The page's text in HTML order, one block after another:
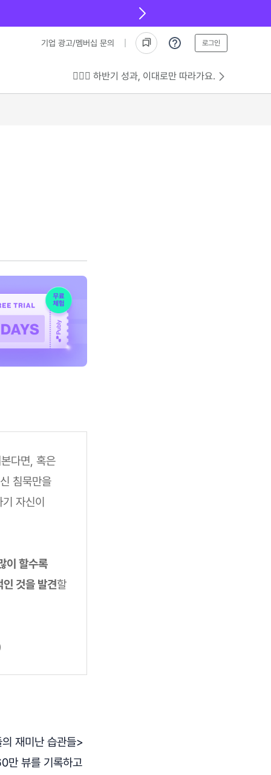
기업 광고/멤버십 문의 로그인
💁🏻‍♂️ 하반기 성과, 이대로만 따라가요.
다면, 혹은
침묵만을
자신이
이 할수록
것을 발견할
재미난 습관들>
뷰를 기록하고